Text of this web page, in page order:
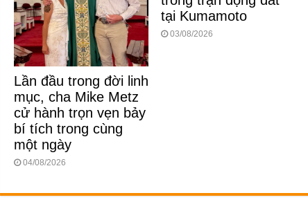
Lần đầu trong đời linh
mục, cha Mike Metz
cử hành trọn vẹn bảy
bí tích trong cùng
một ngày
04/08/2026
tại Kumamoto
03/08/2026